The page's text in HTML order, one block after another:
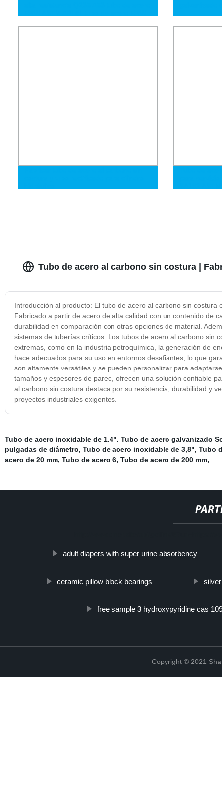
Tubo de acero al carbono sin costura |
Introducción al producto: El tubo de acero al carbono sin
Fabricado a partir de acero de alta calidad con un contenido de
durabilidad en comparación con otras opciones de material.
sistemas de tuberías críticos. Los tubos de acero al carbono sin
extremas, como en la industria petroquímica, la generación de
hace adecuados para su uso en entornos desafiantes, lo que
son altamente versátiles y se pueden personalizar para
tamaños y espesores de pared, ofrecen una solución confiable
al carbono sin costura destaca por su resistencia, durabilidad y
proyectos industriales exigentes.
Tubo de acero inoxidable de 1,4", Tubo de acero galvanizado
pulgadas de diámetro, Tubo de acero inoxidable de 3,8", Tubo
acero de 20 mm, Tubo de acero 6, Tubo de acero de 200 mm,
adult diapers with super urine absorbency
ceramic pillow block bearings
free sample 3 hydroxypyridine cas
Copyright © 2021